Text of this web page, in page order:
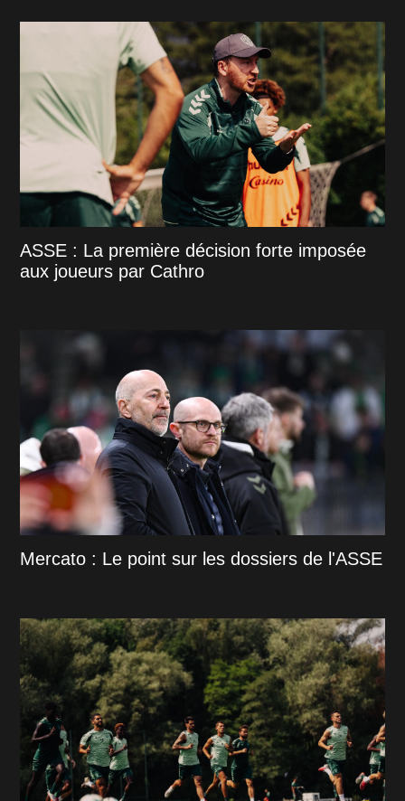
ASSE : La première décision forte imposée
aux joueurs par Cathro
Mercato : Le point sur les dossiers de l'ASSE